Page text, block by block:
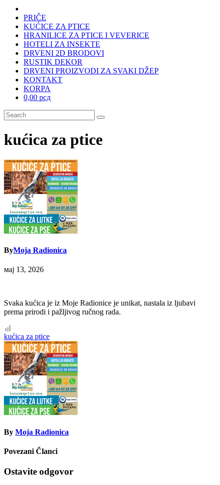
PRIČE
KUĆICE ZA PTICE
HRANILICE ZA PTICE I VEVERICE
HOTELI ZA INSEKTE
DRVENI 2D BRODOVI
RUSTIK DEKOR
DRVENI PROIZVODI ZA SVAKI DŽEP
KONTAKT
KORPA
0,00 рсд
kućica za ptice
ByMoja Radionica
мај 13, 2026
Svaka kućica je iz Moje Radionice je unikat, nastala iz ljubavi
prema prirodi i pažljivog ručnog rada.
Кретање
чланка
kućica za ptice
By Moja Radionica
Povezani Članci
Ostavite odgovor